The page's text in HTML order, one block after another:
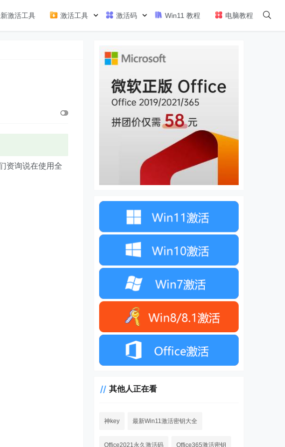
激活工具 激活工具 激活码 Win11 教程 电脑教程
资询说在使用全
其他人正在看
神key 最新Win11激活密钥大全
Office2021永久激活码 Office365激活密钥